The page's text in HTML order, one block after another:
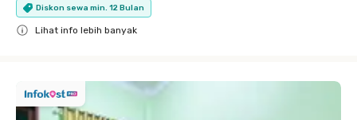
Diskon sewa min. 12 Bulan
Lihat info lebih banyak